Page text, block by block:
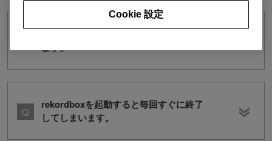
ます。
rekordboxを起動すると毎回すぐに終了
してしまいます。
Cookie 設定